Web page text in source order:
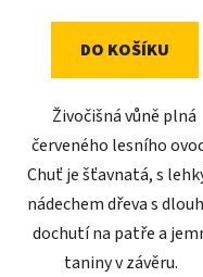
DO KOŠÍKU
Živočišná vůně plná
červeného lesního
Chuť je šťavnatá, s
nádechem dřeva s
dochutí na patře a
taniny v závěru.